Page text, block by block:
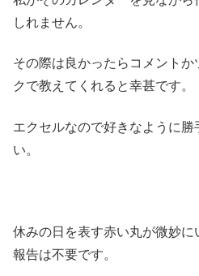
しれません。
その際は良かったらコメント
クで教えてくれると幸甚です。
エクセルなので好きなように勝
い。
休みの日を表す赤い丸が微妙に
報告は不要です。